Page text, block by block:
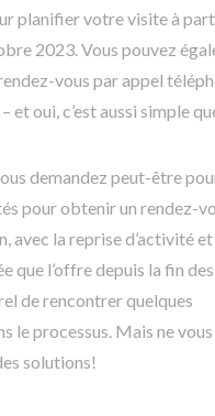
planifier votre visite à
2023. Vous pouvez
vous par appel
et oui, c’est aussi simple
demandez peut-être
pour obtenir un rendez-
avec la reprise d’activité et
que l’offre depuis la fin
de rencontrer quelques
le processus. Mais ne
solutions!